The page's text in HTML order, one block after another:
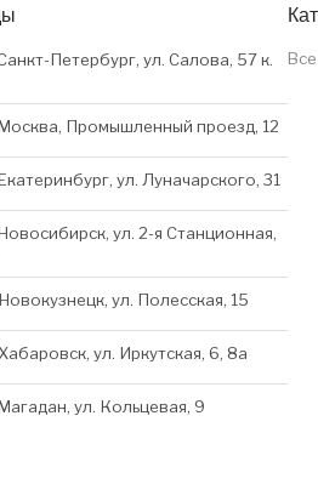
Петербург, ул. Салова, 57 к.
Промышленный проезд, 12
ул. Луначарского, 31
ул. 2-я Станционная,
ул. Полесская, 15
ул. Иркутская, 6, 8a
ул. Кольцевая, 9